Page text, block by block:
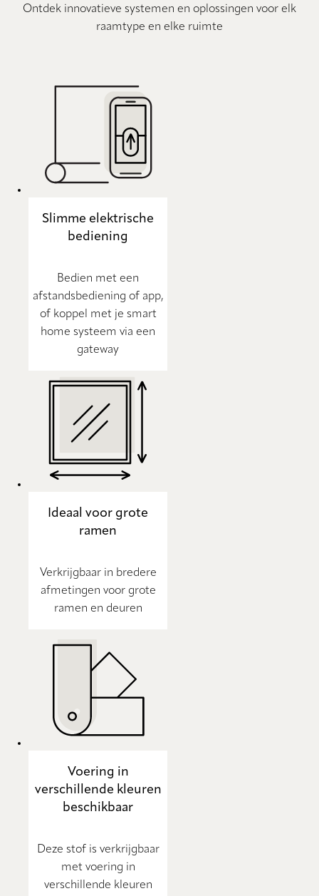
Ontdek innovatieve systemen en oplossingen voor elk
raamtype en elke ruimte
Slimme elektrische
bediening
Bedien met een
afstandsbediening of app,
of koppel met je smart
home systeem via een
gateway
Ideaal voor grote
ramen
Verkrijgbaar in bredere
afmetingen voor grote
ramen en deuren
Voering in
verschillende kleuren
beschikbaar
Deze stof is verkrijgbaar
met voering in
verschillende kleuren